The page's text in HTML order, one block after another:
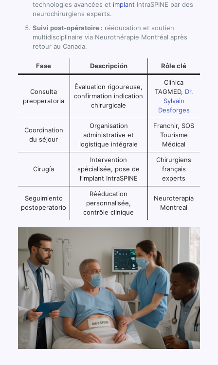
technologies avancées et implant IntraSPINE par des
neurochirurgiens experts.
Suivi post-opératoire : rééducation et soutien
multidisciplinaire via Neurothérapie Montréal après
retour au Canada.
Fase Descripción Rôle clé
Consulta
preoperatoria
Évaluation rigoureuse,
confirmation indication
chirurgicale
Clínica
TAGMED, Dr.
Sylvain
Desforges
Coordination
du séjour
Organisation
administrative et
logistique intégrale
Franchir, SOS
Tourisme
Médical
Cirugía
Intervention
spécialisée, pose de
l’implant IntraSPINE
Chirurgiens
français
experts
Seguimiento
postoperatorio
Rééducation
personnalisée,
contrôle clinique
Neuroterapia
Montreal